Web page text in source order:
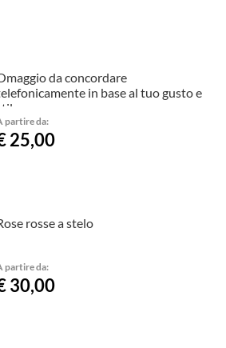
da concordare
in base al tuo gusto e
stile.
partire da:
25,00
rosse a stelo
partire da:
30,00